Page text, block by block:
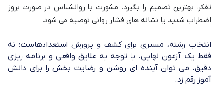
تفکر، بهترین تصمیم را بگیرد. مشورت با روانشناس در صورت بروز
اضطراب شدید یا نشانه های فشار روانی توصیه می شود.
انتخاب رشته، مسیری برای کشف و پرورش استعدادهاست؛ نه
فقط یک آزمون نهایی. با توجه به علایق واقعی و برنامه ریزی
دقیق، می توان آینده ای روشن و رضایت بخش را برای دانش
آموز رقم زد.